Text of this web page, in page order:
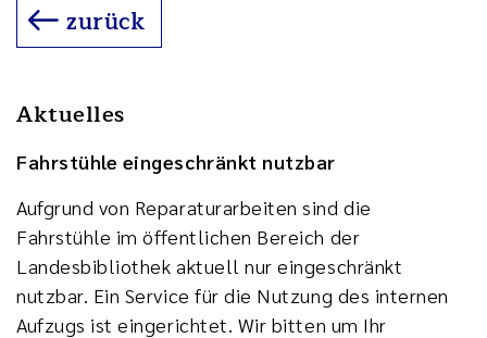
zurück
Aktuelles
Fahrstühle eingeschränkt nutzbar
Aufgrund von Reparaturarbeiten sind die
Fahrstühle im öffentlichen Bereich der
Landesbibliothek aktuell nur eingeschränkt
nutzbar. Ein Service für die Nutzung des internen
Aufzugs ist eingerichtet. Wir bitten um Ihr